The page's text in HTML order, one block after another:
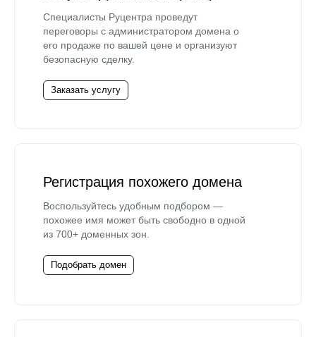
Специалисты Руцентра проведут
переговоры с администратором домена о
его продаже по вашей цене и организуют
безопасную сделку.
Заказать услугу
Регистрация похожего домена
Воспользуйтесь удобным подбором —
похожее имя может быть свободно в одной
из 700+ доменных зон.
Подобрать домен